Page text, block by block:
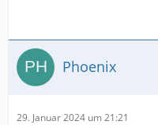
Phoenix
29. Januar 2024 um 21:21